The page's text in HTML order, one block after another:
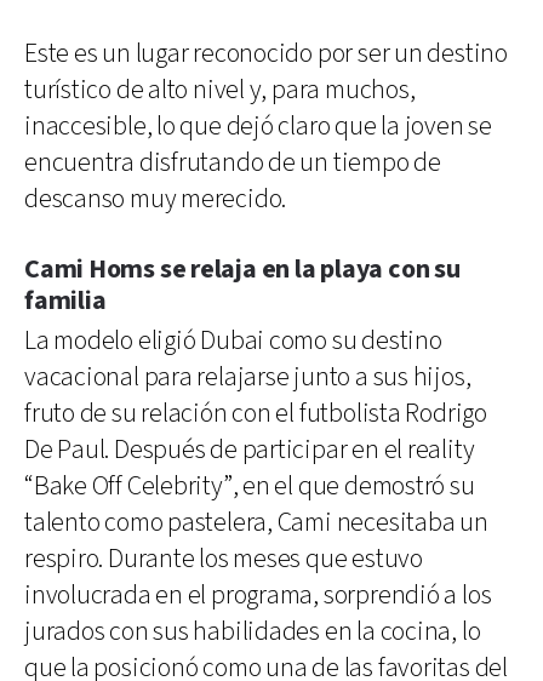
Este es un lugar reconocido por ser un destino
turístico de alto nivel y, para muchos,
inaccesible, lo que dejó claro que la joven se
encuentra disfrutando de un tiempo de
descanso muy merecido.
Cami Homs se relaja en la playa con su
familia
La modelo eligió Dubai como su destino
vacacional para relajarse junto a sus hijos,
fruto de su relación con el futbolista Rodrigo
De Paul. Después de participar en el reality
“Bake Off Celebrity”, en el que demostró su
talento como pastelera, Cami necesitaba un
respiro. Durante los meses que estuvo
involucrada en el programa, sorprendió a los
jurados con sus habilidades en la cocina, lo
que la posicionó como una de las favoritas del